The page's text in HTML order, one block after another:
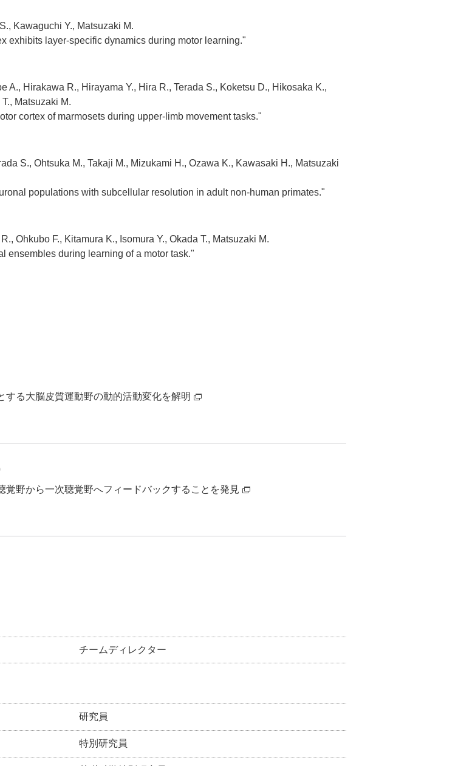
Kawaguchi Y., Matsuzaki M.
exhibits layer-specific dynamics during motor learning."
A., Hirakawa R., Hirayama Y., Hira R., Terada S., Koketsu D., Hikosaka K.,
Matsuzaki M.
cortex of marmosets during upper-limb movement tasks."
S., Ohtsuka M., Takaji M., Mizukami H., Ozawa K., Kawasaki H., Matsuzaki
populations with subcellular resolution in adult non-human primates."
Ohkubo F., Kitamura K., Isomura Y., Okada T., Matsuzaki M.
ensembles during learning of a motor task."
する大脳皮質運動野の動的活動変化を解明
覚野から一次聴覚野へフィードバックすることを発見
チームディレクター
研究員
特別研究員